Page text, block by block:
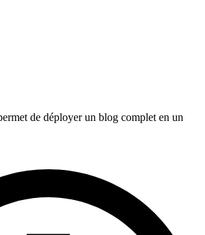
de déployer un blog complet en un